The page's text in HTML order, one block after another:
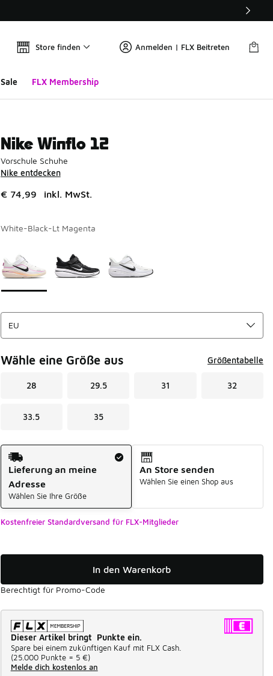
Store finden Anmelden | FLX Beitreten
Sale FLX Membership
Nike Winflo 12
Vorschule Schuhe
Nike entdecken
€ 74,99 inkl. MwSt.
White-Black-Lt Magenta
Wähle eine Größe aus Größentabelle
28 29.5 31 32
33.5 35
Versandart
Lieferung an meine
Adresse
Wählen Sie Ihre Größe
An Store senden
Wählen Sie einen Shop aus
Kostenfreier Standardversand für FLX-Mitglieder
In den Warenkorb
Berechtigt für Promo-Code
Dieser Artikel bringt Punkte ein.
Spare bei einem zukünftigen Kauf mit FLX Cash.
(25.000 Punkte = 5 €)
Melde dich kostenlos an